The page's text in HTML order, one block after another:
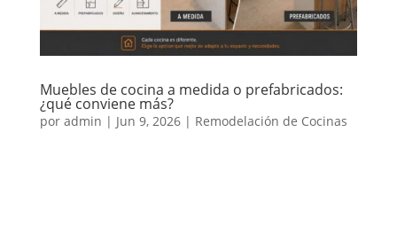
Muebles de cocina a medida o prefabricados:
¿qué conviene más?
por admin | Jun 9, 2026| Remodelación de Cocinas